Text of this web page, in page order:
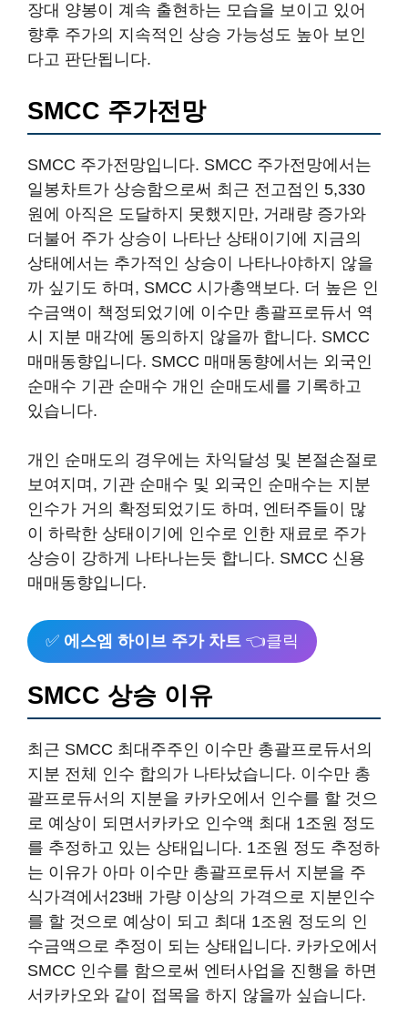
장대 양봉이 계속 출현하는 모습을 보이고 있어
향후 주가의 지속적인 상승 가능성도 높아 보인
다고 판단됩니다.
SMCC 주가전망
SMCC 주가전망입니다. SMCC 주가전망에서는
일봉차트가 상승함으로써 최근 전고점인 5,330
원에 아직은 도달하지 못했지만, 거래량 증가와
더불어 주가 상승이 나타난 상태이기에 지금의
상태에서는 추가적인 상승이 나타나야하지 않을
까 싶기도 하며, SMCC 시가총액보다. 더 높은 인
수금액이 책정되었기에 이수만 총괄프로듀서 역
시 지분 매각에 동의하지 않을까 합니다. SMCC
매매동향입니다. SMCC 매매동향에서는 외국인
순매수 기관 순매수 개인 순매도세를 기록하고
있습니다.
개인 순매도의 경우에는 차익달성 및 본절손절로
보여지며, 기관 순매수 및 외국인 순매수는 지분
인수가 거의 확정되었기도 하며, 엔터주들이 많
이 하락한 상태이기에 인수로 인한 재료로 주가
상승이 강하게 나타나는듯 합니다. SMCC 신용
매매동향입니다.
✅ 에스엠 하이브 주가 차트 👈클릭
SMCC 상승 이유
최근 SMCC 최대주주인 이수만 총괄프로듀서의
지분 전체 인수 합의가 나타났습니다. 이수만 총
괄프로듀서의 지분을 카카오에서 인수를 할 것으
로 예상이 되면서카카오 인수액 최대 1조원 정도
를 추정하고 있는 상태입니다. 1조원 정도 추정하
는 이유가 아마 이수만 총괄프로듀서 지분을 주
식가격에서23배 가량 이상의 가격으로 지분인수
를 할 것으로 예상이 되고 최대 1조원 정도의 인
수금액으로 추정이 되는 상태입니다. 카카오에서
SMCC 인수를 함으로써 엔터사업을 진행을 하면
서카카오와 같이 접목을 하지 않을까 싶습니다.